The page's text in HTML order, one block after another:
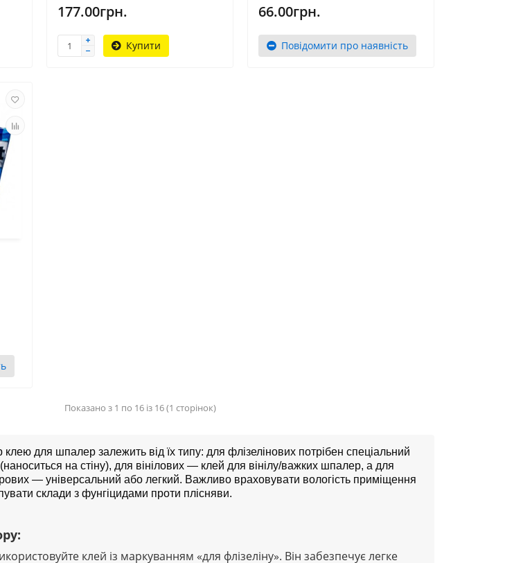
177.00грн.
Купити
66.00грн.
Повідомити про наявність
Показано з 1 по 16 із 16 (1 сторінок)
клею для шпалер залежить від їх типу: для флізелінових потрібен спеціальний
на стіну), для вінілових — клей для вінілу/важких шпалер, а для
— універсальний або легкий. Важливо враховувати вологість приміщення
склади з фунгіцидами проти плісняви.
клей із маркуванням «для флізеліну». Він забезпечує легке